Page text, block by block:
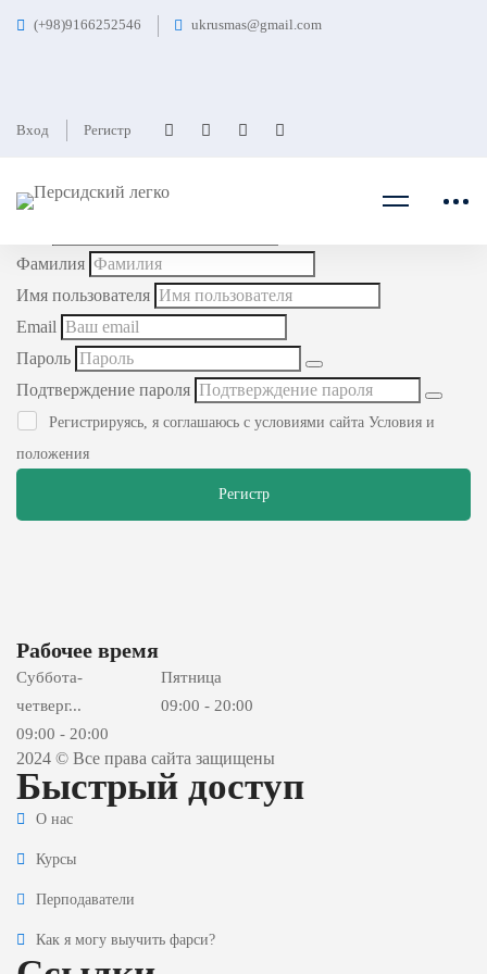
(+98)9166252546 ukrusmas@gmail.com
Вход Регистр
Главная Регистрация студентов
Регистрация студентов
У вас уже есть аккаунт?
Фамилия
Имя пользователя
Email
Пароль
Подтверждение пароля
Регистрируясь, я соглашаюсь с условиями сайта Условия и
положения
Регистр
Рабочее время
Суббота-
четверг...
09:00 - 20:00
Пятница
09:00 - 20:00
2024 © Все права сайта защищены
Быстрый доступ
О нас
Курсы
Перподаватели
Как я могу выучить фарси?